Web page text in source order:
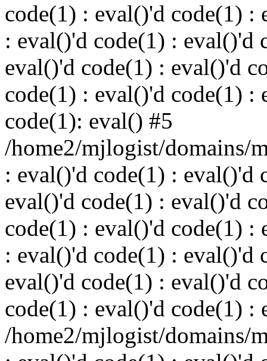
code(1) : eval()'d code(1) :
: eval()'d code(1) : eval()'d
eval()'d code(1) : eval()'d
code(1) : eval()'d code(1) :
code(1): eval() #5
/home2/mjlogist/domains/
: eval()'d code(1) : eval()'d
eval()'d code(1) : eval()'d
code(1) : eval()'d code(1) :
: eval()'d code(1) : eval()'d
eval()'d code(1) : eval()'d
code(1) : eval()'d code(1) :
/home2/mjlogist/domains/